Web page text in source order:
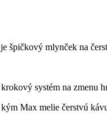
je špičkový mlynček na
systém na zmenu
Max melie čerstvú